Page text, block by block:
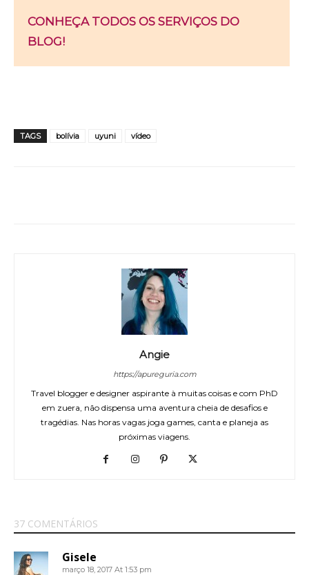
CONHEÇA TODOS OS SERVIÇOS DO
BLOG!
TAGS bolívia uyuni vídeo
Angie
https://apureguria.com
Travel blogger e designer aspirante à muitas coisas e com PhD
em zuera, não dispensa uma aventura cheia de desafios e
tragédias. Nas horas vagas joga games, canta e planeja as
próximas viagens.
37 COMENTÁRIOS
Gisele
março 18, 2017 At 1:53 pm